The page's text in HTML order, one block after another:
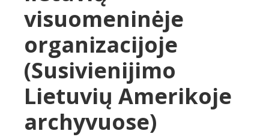
visuomeninėje
organizacijoje
(Susivienijimo
Lietuvių Amerikoje
archyvuose)